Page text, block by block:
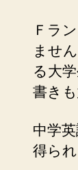
Ｆラ
ませ
る大
書き
中学
得ら